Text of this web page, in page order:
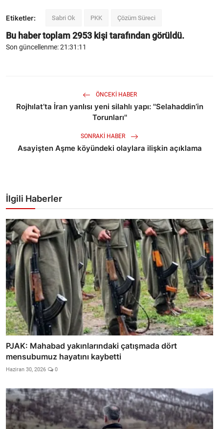
Etiketler: Sabri Ok PKK Çözüm Süreci
Bu haber toplam2953 kişi tarafından görüldü.
Son güncellenme: 21:31:11
ÖNCEKI HABER
Rojhılat’ta İran yanlısı yeni silahlı yapı: ''Selahaddin’in
Torunları''
SONRAKI HABER
Asayişten Aşme köyündeki olaylara ilişkin açıklama
İlgili Haberler
PJAK: Mahabad yakınlarındaki çatışmada dört
mensubumuz hayatını kaybetti
Haziran 30, 2026 0